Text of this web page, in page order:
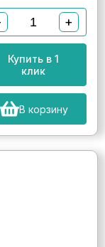
+
Купить в 1
клик
В корзину